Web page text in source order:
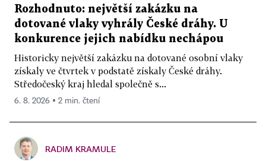
Rozhodnuto: největší zakázku na
dotované vlaky vyhrály České dráhy. U
konkurence jejich nabídku nechápou
Historicky největší zakázku na dotované osobní vlaky
získaly ve čtvrtek v podstatě získaly České dráhy.
Středočeský kraj hledal společně s...
6. 8. 2026 ▪ 2 min. čtení
RADIM KRAMULE